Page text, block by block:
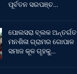
ପୂର୍ବତନ ସରପଞ୍ଚ…
ପୋଲସରା ବ୍ଲକ ଅନ୍ତର୍ଗତ
ମନଶିଳା ଗ୍ରାମର ଗୋପାଳ
ସମାଜ କୂଳ ଗୃହକୁ…